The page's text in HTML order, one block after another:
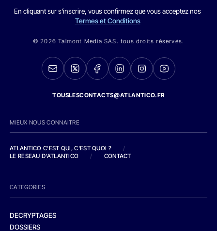
En cliquant sur s'inscrire, vous confirmez que vous acceptez nos
Termes et Conditions
© 2026 Talmont Media SAS. tous droits réservés.
TOUSLESCONTACTS@ATLANTICO.FR
MIEUX NOUS CONNAITRE
ATLANTICO C'EST QUI, C'EST QUOI ?
/
LE RESEAU D'ATLANTICO
/ CONTACT
CATEGORIES
DECRYPTAGES
DOSSIERS